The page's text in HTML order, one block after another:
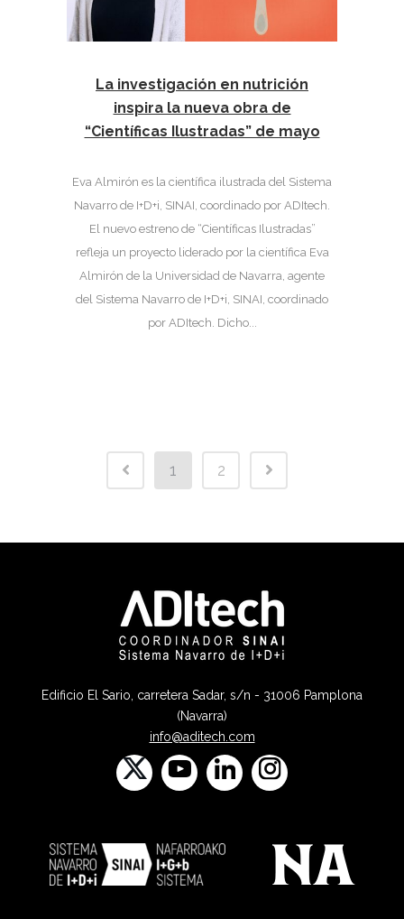
La investigación en nutrición
inspira la nueva obra de
“Científicas Ilustradas” de mayo
Eva Almirón es la científica ilustrada del Sistema
Navarro de I+D+i, SINAI, coordinado por ADItech.
El nuevo estreno de “Científicas Ilustradas”
refleja un proyecto liderado por la científica Eva
Almirón de la Universidad de Navarra, agente
del Sistema Navarro de I+D+i, SINAI, coordinado
por ADItech. Dicho...
1 2
Edificio El Sario, carretera Sadar, s/n - 31006 Pamplona
(Navarra)
info@aditech.com